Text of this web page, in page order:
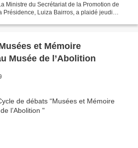
Ministre du Secrétariat de la Promotion de
Présidence, Luiza Bairros, a plaidé jeudi
Musée de l’Abolition